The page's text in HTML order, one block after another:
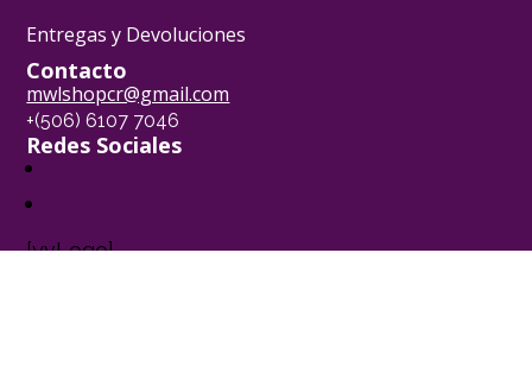
Entregas y Devoluciones
Contacto
mwlshopcr@gmail.com
+(506) 6107 7046
Redes Sociales
[yvLogo]